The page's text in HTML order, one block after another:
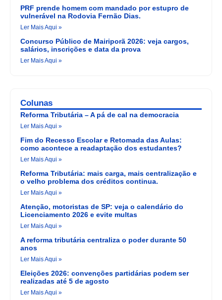
PRF prende homem com mandado por estupro de
vulnerável na Rodovia Fernão Dias.
Ler Mais Aqui »
Concurso Público de Mairiporã 2026: veja cargos,
salários, inscrições e data da prova
Ler Mais Aqui »
Colunas
Reforma Tributária – A pá de cal na democracia
Ler Mais Aqui »
Fim do Recesso Escolar e Retomada das Aulas:
como acontece a readaptação dos estudantes?
Ler Mais Aqui »
Reforma Tributária: mais carga, mais centralização e
o velho problema dos créditos continua.
Ler Mais Aqui »
Atenção, motoristas de SP: veja o calendário do
Licenciamento 2026 e evite multas
Ler Mais Aqui »
A reforma tributária centraliza o poder durante 50
anos
Ler Mais Aqui »
Eleições 2026: convenções partidárias podem ser
realizadas até 5 de agosto
Ler Mais Aqui »